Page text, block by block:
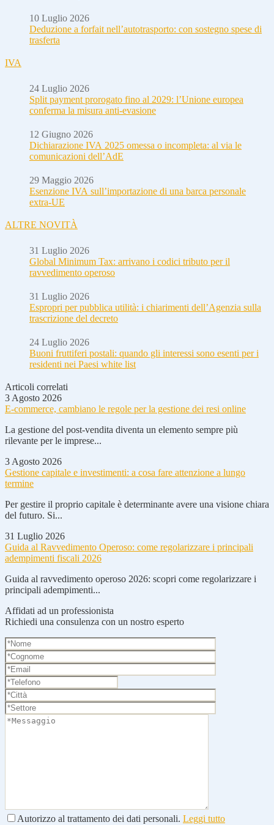
10 Luglio 2026
Deduzione a forfait nell’autotrasporto: con sostegno spese di
trasferta
IVA
24 Luglio 2026
Split payment prorogato fino al 2029: l’Unione europea
conferma la misura anti-evasione
12 Giugno 2026
Dichiarazione IVA 2025 omessa o incompleta: al via le
comunicazioni dell’AdE
29 Maggio 2026
Esenzione IVA sull’importazione di una barca personale
extra-UE
ALTRE NOVITÀ
31 Luglio 2026
Global Minimum Tax: arrivano i codici tributo per il
ravvedimento operoso
31 Luglio 2026
Espropri per pubblica utilità: i chiarimenti dell’Agenzia sulla
trascrizione del decreto
24 Luglio 2026
Buoni fruttiferi postali: quando gli interessi sono esenti per i
residenti nei Paesi white list
Articoli correlati
3 Agosto 2026
E-commerce, cambiano le regole per la gestione dei resi online
La gestione del post-vendita diventa un elemento sempre più
rilevante per le imprese...
3 Agosto 2026
Gestione capitale e investimenti: a cosa fare attenzione a lungo
termine
Per gestire il proprio capitale è determinante avere una visione chiara
del futuro. Si...
31 Luglio 2026
Guida al Ravvedimento Operoso: come regolarizzare i principali
adempimenti fiscali 2026
Guida al ravvedimento operoso 2026: scopri come regolarizzare i
principali adempimenti...
Affidati ad un professionista
Richiedi una consulenza con un nostro esperto
Autorizzo al trattamento dei dati personali. Leggi tutto